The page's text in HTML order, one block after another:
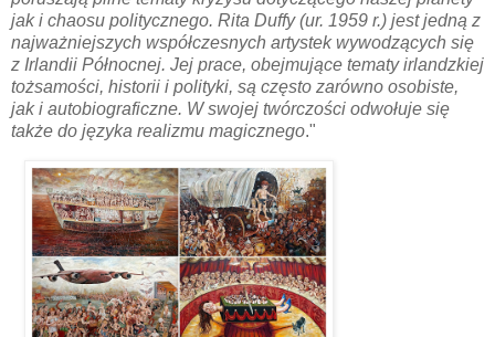
jak i chaosu politycznego. Rita Duffy (ur. 1959 r.) jest jedną z
najważniejszych współczesnych artystek wywodzących się
z Irlandii Północnej. Jej prace, obejmujące tematy irlandzkiej
tożsamości, historii i polityki, są często zarówno osobiste,
jak i autobiograficzne. W swojej twórczości odwołuje się
także do języka realizmu magicznego."